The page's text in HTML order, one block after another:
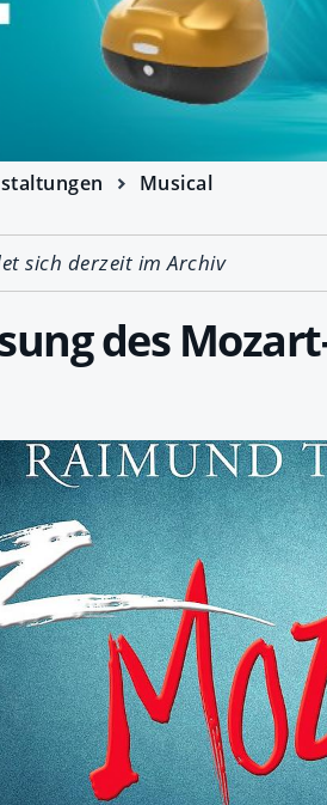
Musical
sich derzeit im Archiv
des